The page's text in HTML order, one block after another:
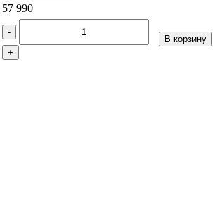
57 990
-
+
В корзину